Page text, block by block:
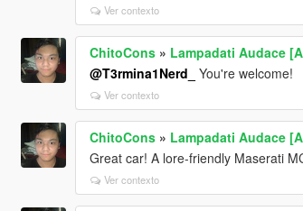
Ver contexto
ChitoCons» Lampadati Audace
@T3rmina1Nerd_
You're welcome!
Ver contexto
ChitoCons» Lampadati Audace
Great car! A lore-friendly Maserati
Ver contexto